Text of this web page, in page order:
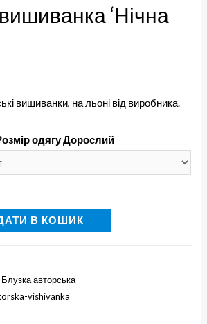
‘Нічна
вишиванки, на льоні від виробника.
одягу Дорослий
В КОШИК
Блузка авторська
vishivanka